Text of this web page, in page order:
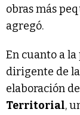
obras más
agregó.
En cuanto a
dirigente de la
elaboración
Territorial,